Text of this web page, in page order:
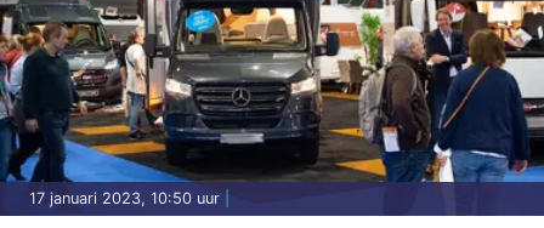
17 januari 2023, 10:50 uur